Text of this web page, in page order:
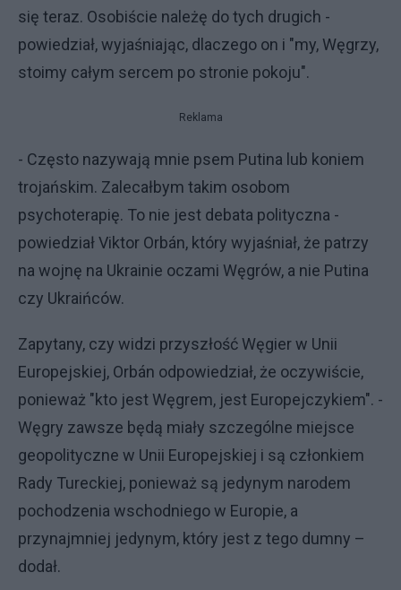
się teraz. Osobiście należę do tych drugich -
powiedział, wyjaśniając, dlaczego on i "my, Węgrzy,
stoimy całym sercem po stronie pokoju".
Reklama
- Często nazywają mnie psem Putina lub koniem
trojańskim. Zalecałbym takim osobom
psychoterapię. To nie jest debata polityczna -
powiedział Viktor Orbán, który wyjaśniał, że patrzy
na wojnę na Ukrainie oczami Węgrów, a nie Putina
czy Ukraińców.
Zapytany, czy widzi przyszłość Węgier w Unii
Europejskiej, Orbán odpowiedział, że oczywiście,
ponieważ "kto jest Węgrem, jest Europejczykiem". -
Węgry zawsze będą miały szczególne miejsce
geopolityczne w Unii Europejskiej i są członkiem
Rady Tureckiej, ponieważ są jedynym narodem
pochodzenia wschodniego w Europie, a
przynajmniej jedynym, który jest z tego dumny –
dodał.